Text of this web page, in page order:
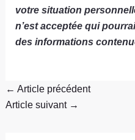
votre situation
n’est acceptée qui
des informations
← Article précédent
Article suivant →